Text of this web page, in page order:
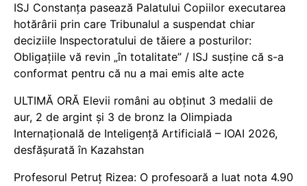
ISJ Constanța pasează Palatului Copiilor executarea
hotărârii prin care Tribunalul a suspendat chiar
deciziile Inspectoratului de tăiere a posturilor:
Obligațiile vă revin „în totalitate” / ISJ susține că s-a
conformat pentru că nu a mai emis alte acte
ULTIMĂ ORĂ Elevii români au obținut 3 medalii de
aur, 2 de argint și 3 de bronz la Olimpiada
Internațională de Inteligență Artificială – IOAI 2026,
desfășurată în Kazahstan
Profesorul Petruț Rizea: O profesoară a luat nota 4.90